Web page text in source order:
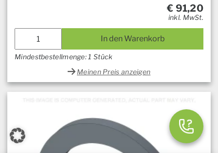
€ 91,20
inkl. MwSt.
In den Warenkorb
Mindestbestellmenge: 1 Stück
Meinen Preis anzeigen